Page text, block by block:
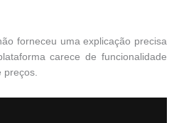
forneceu uma explicação precisa
carece de funcionalidade
preços.